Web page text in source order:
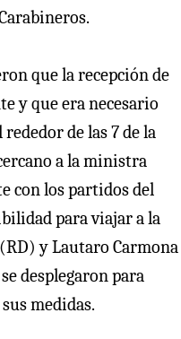
que la recepción de
y que era necesario
de las 7 de la
a la ministra
con los partidos del
para viajar a la
y Lautaro Carmona
desplegaron para
medidas.